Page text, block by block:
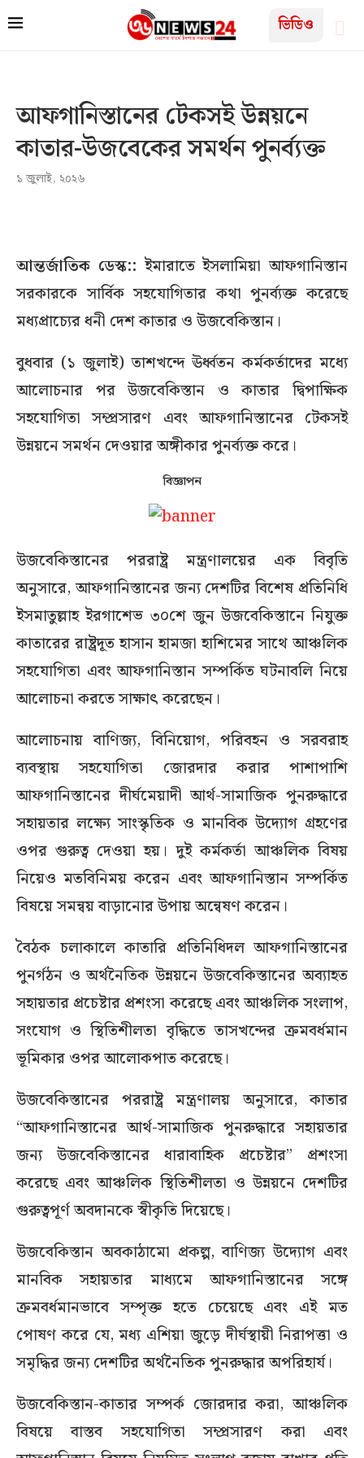
ভিডিও
আফগানিস্তানের টেকসই উন্নয়নে
কাতার-উজবেকের সমর্থন পুনর্ব্যক্ত
১ জুলাই, ২০২৬
আন্তর্জাতিক ডেস্ক:: ইমারাতে ইসলামিয়া আফগানিস্তান
সরকারকে সার্বিক সহযোগিতার কথা পুনর্ব্যক্ত করেছে
মধ্যপ্রাচ্যের ধনী দেশ কাতার ও উজবেকিস্তান।
বুধবার (১ জুলাই) তাশখন্দে ঊর্ধ্বতন কর্মকর্তাদের মধ্যে
আলোচনার পর উজবেকিস্তান ও কাতার দ্বিপাক্ষিক
সহযোগিতা সম্প্রসারণ এবং আফগানিস্তানের টেকসই
উন্নয়নে সমর্থন দেওয়ার অঙ্গীকার পুনর্ব্যক্ত করে।
বিজ্ঞাপন
উজবেকিস্তানের পররাষ্ট্র মন্ত্রণালয়ের এক বিবৃতি
অনুসারে, আফগানিস্তানের জন্য দেশটির বিশেষ প্রতিনিধি
ইসমাতুল্লাহ ইরগাশেভ ৩০শে জুন উজবেকিস্তানে নিযুক্ত
কাতারের রাষ্ট্রদূত হাসান হামজা হাশিমের সাথে আঞ্চলিক
সহযোগিতা এবং আফগানিস্তান সম্পর্কিত ঘটনাবলি নিয়ে
আলোচনা করতে সাক্ষাৎ করেছেন।
আলোচনায় বাণিজ্য, বিনিয়োগ, পরিবহন ও সরবরাহ
ব্যবস্থায় সহযোগিতা জোরদার করার পাশাপাশি
আফগানিস্তানের দীর্ঘমেয়াদী আর্থ-সামাজিক পুনরুদ্ধারে
সহায়তার লক্ষ্যে সাংস্কৃতিক ও মানবিক উদ্যোগ গ্রহণের
ওপর গুরুত্ব দেওয়া হয়। দুই কর্মকর্তা আঞ্চলিক বিষয়
নিয়েও মতবিনিময় করেন এবং আফগানিস্তান সম্পর্কিত
বিষয়ে সমন্বয় বাড়ানোর উপায় অন্বেষণ করেন।
বৈঠক চলাকালে কাতারি প্রতিনিধিদল আফগানিস্তানের
পুনর্গঠন ও অর্থনৈতিক উন্নয়নে উজবেকিস্তানের অব্যাহত
সহায়তার প্রচেষ্টার প্রশংসা করেছে এবং আঞ্চলিক সংলাপ,
সংযোগ ও স্থিতিশীলতা বৃদ্ধিতে তাসখন্দের ক্রমবর্ধমান
ভূমিকার ওপর আলোকপাত করেছে।
উজবেকিস্তানের পররাষ্ট্র মন্ত্রণালয় অনুসারে, কাতার
“আফগানিস্তানের আর্থ-সামাজিক পুনরুদ্ধারে সহায়তার
জন্য উজবেকিস্তানের ধারাবাহিক প্রচেষ্টার” প্রশংসা
করেছে এবং আঞ্চলিক স্থিতিশীলতা ও উন্নয়নে দেশটির
গুরুত্বপূর্ণ অবদানকে স্বীকৃতি দিয়েছে।
উজবেকিস্তান অবকাঠামো প্রকল্প, বাণিজ্য উদ্যোগ এবং
মানবিক সহায়তার মাধ্যমে আফগানিস্তানের সঙ্গে
ক্রমবর্ধমানভাবে সম্পৃক্ত হতে চেয়েছে এবং এই মত
পোষণ করে যে, মধ্য এশিয়া জুড়ে দীর্ঘস্থায়ী নিরাপত্তা ও
সমৃদ্ধির জন্য দেশটির অর্থনৈতিক পুনরুদ্ধার অপরিহার্য।
উজবেকিস্তান-কাতার সম্পর্ক জোরদার করা, আঞ্চলিক
বিষয়ে বাস্তব সহযোগিতা সম্প্রসারণ করা এবং